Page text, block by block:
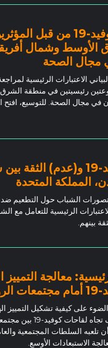
قبول لقاح كوفيد-19 من
وشمال
مجال الصحة
الاعتبارات الرئيسية
رئيسيتين في منطقة الشرق
في مجال الصحة. للتوسيع، افتح
لقاحات كوفيد-19 و(عدم)
المملكة المتحدة
الشباب حول التطعيم ضد
الاعتبارات الرئيسية للتعامل
بينهم.
معالجة التمييز
على كيفية تشكيل التمييز
الاجتماعي للمواقف تجاه
تلعبه السلطات المجتمعية
الاستبعادات الأوسع.